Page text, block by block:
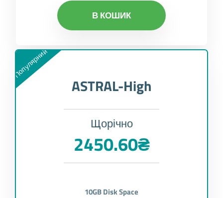
В КОШИК
Популярний
ASTRAL-High
Щорічно
2450.60₴
10GB Disk Space